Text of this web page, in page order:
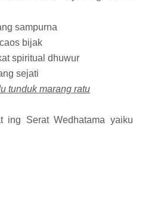
sampurna
bijak
spiritual dhuwur
sejati
tunduk marang ratu
ing Serat Wedhatama yaiku